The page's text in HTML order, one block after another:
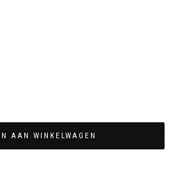
AAN WINKELWAGEN